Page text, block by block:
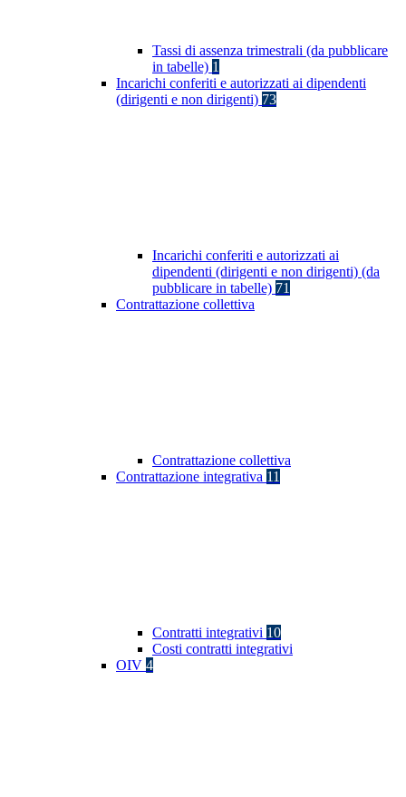
Tassi di assenza trimestrali (da pubblicare
in tabelle) 1
Incarichi conferiti e autorizzati ai dipendenti
(dirigenti e non dirigenti) 73
Incarichi conferiti e autorizzati ai
dipendenti (dirigenti e non dirigenti) (da
pubblicare in tabelle) 71
Contrattazione collettiva
Contrattazione collettiva
Contrattazione integrativa 11
Contratti integrativi 10
Costi contratti integrativi
OIV 4